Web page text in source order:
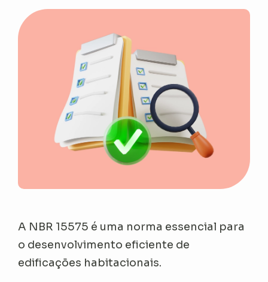
A NBR 15575 é uma norma essencial para
o desenvolvimento eficiente de
edificações habitacionais.